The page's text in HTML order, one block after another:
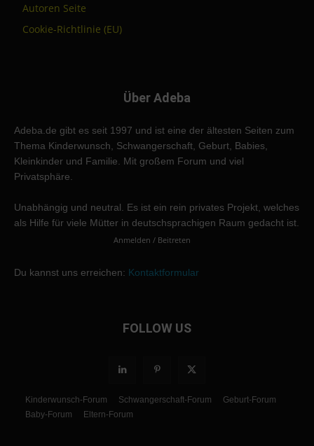
Autoren Seite
Cookie-Richtlinie (EU)
Über Adeba
Adeba.de gibt es seit 1997 und ist eine der ältesten Seiten zum
Thema Kinderwunsch, Schwangerschaft, Geburt, Babies,
Kleinkinder und Familie. Mit großem Forum und viel
Privatsphäre.
Unabhängig und neutral. Es ist ein rein privates Projekt, welches
als Hilfe für viele Mütter in deutschsprachigen Raum gedacht ist.
Anmelden / Beitreten
Du kannst uns erreichen: Kontaktformular
FOLLOW US
Kinderwunsch-Forum Schwangerschaft-Forum
Geburt-Forum
Baby-Forum
Eltern-Forum